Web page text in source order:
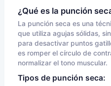
¿Qué es la punción
La punción seca es una
que utiliza agujas sólidas,
para desactivar puntos
es romper el círculo de
normalizar el tono muscular.
Tipos de punción seca: